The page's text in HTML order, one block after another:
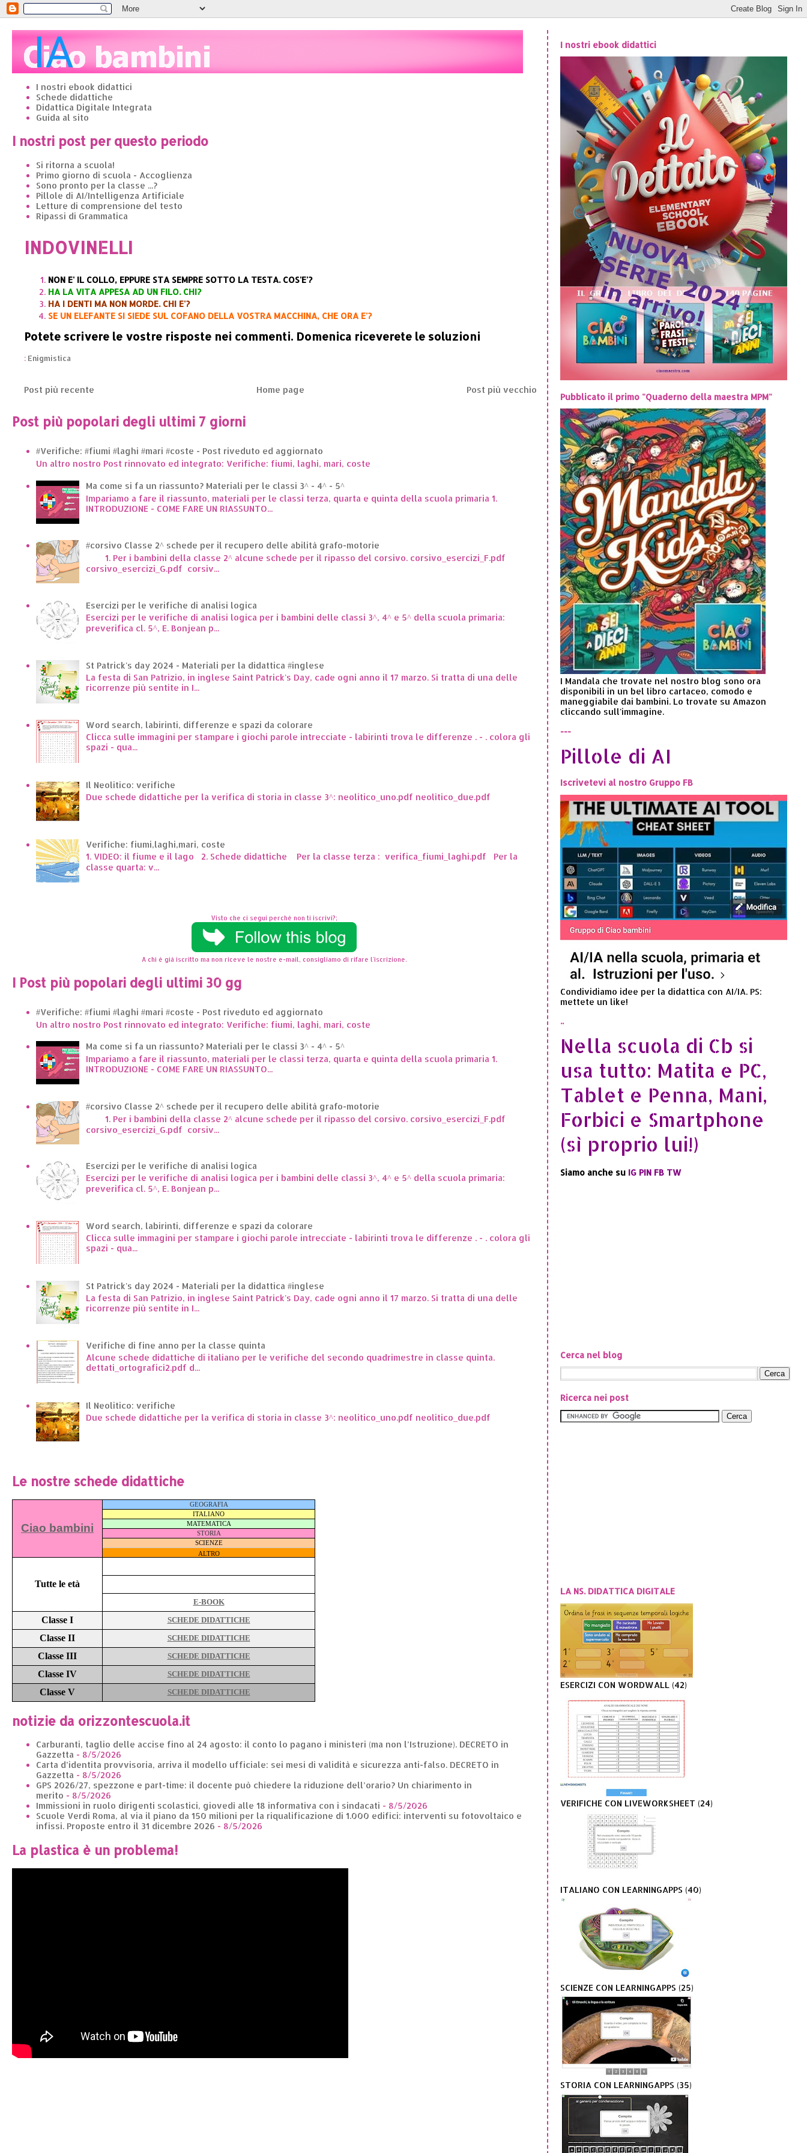
I nostri ebook didattici
Schede didattiche
Didattica Digitale Integrata
Guida al sito
I nostri post per questo periodo
Si ritorna a scuola!
Primo giorno di scuola - Accoglienza
Sono pronto per la classe ...?
Pillole di AI/Intelligenza Artificiale
Letture di comprensione del testo
Ripassi di Grammatica
INDOVINELLI
NON E' IL COLLO, EPPURE STA SEMPRE SOTTO LA TESTA. COS'E'?
HA LA VITA APPESA AD UN FILO. CHI?
HA I DENTI MA NON MORDE. CHI E'?
SE UN ELEFANTE SI SIEDE SUL COFANO DELLA VOSTRA MACCHINA, CHE ORA E'?
Potete scrivere le vostre risposte nei commenti. Domenica riceverete le soluzioni
: Enigmistica
Post più recente Post più vecchio
Home page
Post più popolari degli ultimi 7 giorni
#Verifiche: #fiumi #laghi #mari #coste - Post riveduto ed aggiornato
Un altro nostro Post rinnovato ed integrato: Verifiche: fiumi, laghi, mari, coste
Ma come si fa un riassunto? Materiali per le classi 3^ - 4^ - 5^
Impariamo a fare il riassunto, materiali per le classi terza, quarta e quinta della scuola primaria 1.
INTRODUZIONE - COME FARE UN RIASSUNTO...
#corsivo Classe 2^ schede per il recupero delle abilità grafo-motorie
1. Per i bambini della classe 2^ alcune schede per il ripasso del corsivo. corsivo_esercizi_F.pdf
corsivo_esercizi_G.pdf corsiv...
Esercizi per le verifiche di analisi logica
Esercizi per le verifiche di analisi logica per i bambini delle classi 3^, 4^ e 5^ della scuola primaria:
preverifica cl. 5^, E. Bonjean p...
St Patrick's day 2024 - Materiali per la didattica #inglese
La festa di San Patrizio, in inglese Saint Patrick's Day, cade ogni anno il 17 marzo. Si tratta di una delle
ricorrenze più sentite in I...
Word search, labirinti, differenze e spazi da colorare
Clicca sulle immagini per stampare i giochi parole intrecciate - labirinti trova le differenze . - . colora gli
spazi - qua...
Il Neolitico: verifiche
Due schede didattiche per la verifica di storia in classe 3^: neolitico_uno.pdf neolitico_due.pdf
Verifiche: fiumi,laghi,mari, coste
1. VIDEO: il fiume e il lago 2. Schede didattiche Per la classe terza : verifica_fiumi_laghi.pdf Per la
classe quarta: v...
Visto che ci segui perchè non ti iscrivi?;
A chi è già iscritto ma non riceve le nostre e-mail, consigliamo di rifare l'iscrizione.
I Post più popolari degli ultimi 30 gg
#Verifiche: #fiumi #laghi #mari #coste - Post riveduto ed aggiornato
Un altro nostro Post rinnovato ed integrato: Verifiche: fiumi, laghi, mari, coste
Ma come si fa un riassunto? Materiali per le classi 3^ - 4^ - 5^
Impariamo a fare il riassunto, materiali per le classi terza, quarta e quinta della scuola primaria 1.
INTRODUZIONE - COME FARE UN RIASSUNTO...
#corsivo Classe 2^ schede per il recupero delle abilità grafo-motorie
1. Per i bambini della classe 2^ alcune schede per il ripasso del corsivo. corsivo_esercizi_F.pdf
corsivo_esercizi_G.pdf corsiv...
Esercizi per le verifiche di analisi logica
Esercizi per le verifiche di analisi logica per i bambini delle classi 3^, 4^ e 5^ della scuola primaria:
preverifica cl. 5^, E. Bonjean p...
Word search, labirinti, differenze e spazi da colorare
Clicca sulle immagini per stampare i giochi parole intrecciate - labirinti trova le differenze . - . colora gli
spazi - qua...
St Patrick's day 2024 - Materiali per la didattica #inglese
La festa di San Patrizio, in inglese Saint Patrick's Day, cade ogni anno il 17 marzo. Si tratta di una delle
ricorrenze più sentite in I...
Verifiche di fine anno per la classe quinta
Alcune schede didattiche di italiano per le verifiche del secondo quadrimestre in classe quinta.
dettati_ortografici2.pdf d...
Il Neolitico: verifiche
Due schede didattiche per la verifica di storia in classe 3^: neolitico_uno.pdf neolitico_due.pdf
Le nostre schede didattiche
Ciao bambini
GEOGRAFIA
ITALIANO
MATEMATICA
STORIA
SCIENZE
ALTRO
Tutte le età
E-BOOK
Classe I SCHEDE DIDATTICHE
Classe II SCHEDE DIDATTICHE
Classe III SCHEDE DIDATTICHE
Classe IV SCHEDE DIDATTICHE
Classe V SCHEDE DIDATTICHE
notizie da orizzontescuola.it
Carburanti, taglio delle accise fino al 24 agosto: il conto lo pagano i ministeri (ma non l’Istruzione). DECRETO in
Gazzetta - 8/5/2026
Carta d’identita provvisoria, arriva il modello ufficiale: sei mesi di validità e sicurezza anti-falso. DECRETO in
Gazzetta - 8/5/2026
GPS 2026/27, spezzone e part-time: il docente può chiedere la riduzione dell’orario? Un chiarimento in
merito - 8/5/2026
Immissioni in ruolo dirigenti scolastici, giovedì alle 18 informativa con i sindacati - 8/5/2026
Scuole Verdi Roma, al via il piano da 150 milioni per la riqualificazione di 1.000 edifici: interventi su fotovoltaico e
infissi. Proposte entro il 31 dicembre 2026 - 8/5/2026
La plastica è un problema!
I nostri ebook didattici
Pubblicato il primo "Quaderno della maestra MPM"
I Mandala che trovate nel nostro blog sono ora
disponibili in un bel libro cartaceo, comodo e
maneggiabile dai bambini. Lo trovate su Amazon
cliccando sull'immagine.
---
Pillole di AI
Iscrivetevi al nostro Gruppo FB
Condividiamo idee per la didattica con AI/IA. PS:
mettete un like!
..
Nella scuola di Cb si
usa tutto: Matita e PC,
Tablet e Penna, Mani,
Forbici e Smartphone
(sì proprio lui!)
Siamo anche su IG PIN FB TW
Cerca nel blog
Ricerca nei post
LA NS. DIDATTICA DIGITALE
ESERCIZI CON WORDWALL (42)
VERIFICHE CON LIVEWORKSHEET (24)
ITALIANO CON LEARNINGAPPS (40)
SCIENZE CON LEARNINGAPPS (25)
STORIA CON LEARNINGAPPS (35)